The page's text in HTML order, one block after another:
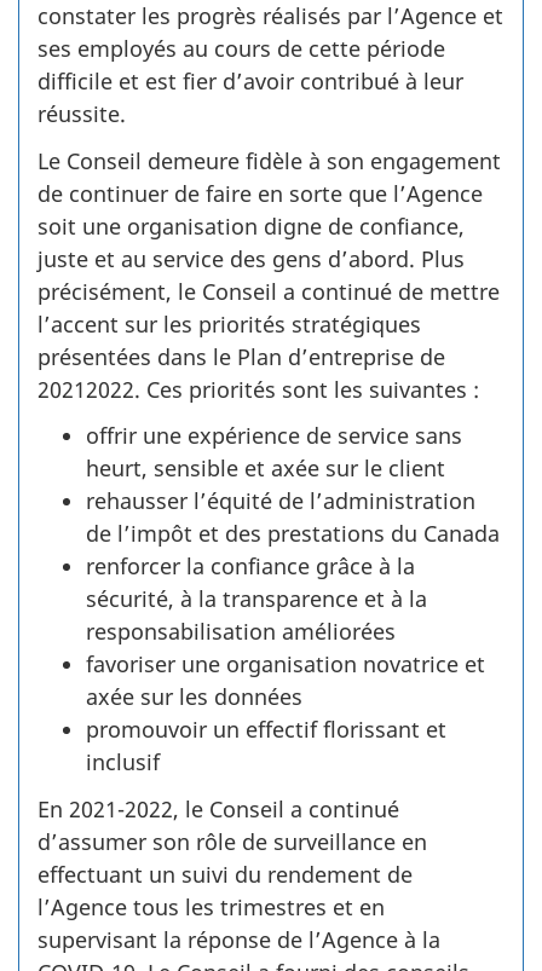
constater les progrès réalisés par l’Agence et
ses employés au cours de cette période
difficile et est fier d’avoir contribué à leur
réussite.
Le Conseil demeure fidèle à son engagement
de continuer de faire en sorte que l’Agence
soit une organisation digne de confiance,
juste et au service des gens d’abord. Plus
précisément, le Conseil a continué de mettre
l’accent sur les priorités stratégiques
présentées dans le Plan d’entreprise de
2021­2022. Ces priorités sont les suivantes :
offrir une expérience de service sans
heurt, sensible et axée sur le client
rehausser l’équité de l’administration
de l’impôt et des prestations du Canada
renforcer la confiance grâce à la
sécurité, à la transparence et à la
responsabilisation améliorées
favoriser une organisation novatrice et
axée sur les données
promouvoir un effectif florissant et
inclusif
En 2021-­2022, le Conseil a continué
d’assumer son rôle de surveillance en
effectuant un suivi du rendement de
l’Agence tous les trimestres et en
supervisant la réponse de l’Agence à la